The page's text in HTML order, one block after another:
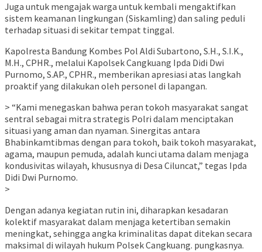
Juga untuk mengajak warga untuk kembali mengaktifkan
sistem keamanan lingkungan (Siskamling) dan saling peduli
terhadap situasi di sekitar tempat tinggal.
Kapolresta Bandung Kombes Pol Aldi Subartono, S.H., S.I.K.,
M.H., CPHR., melalui Kapolsek Cangkuang Ipda Didi Dwi
Purnomo, S.AP., CPHR., memberikan apresiasi atas langkah
proaktif yang dilakukan oleh personel di lapangan.
> “Kami menegaskan bahwa peran tokoh masyarakat sangat
sentral sebagai mitra strategis Polri dalam menciptakan
situasi yang aman dan nyaman. Sinergitas antara
Bhabinkamtibmas dengan para tokoh, baik tokoh masyarakat,
agama, maupun pemuda, adalah kunci utama dalam menjaga
kondusivitas wilayah, khususnya di Desa Ciluncat,” tegas Ipda
Didi Dwi Purnomo.
>
Dengan adanya kegiatan rutin ini, diharapkan kesadaran
kolektif masyarakat dalam menjaga ketertiban semakin
meningkat, sehingga angka kriminalitas dapat ditekan secara
maksimal di wilayah hukum Polsek Cangkuang. pungkasnya.